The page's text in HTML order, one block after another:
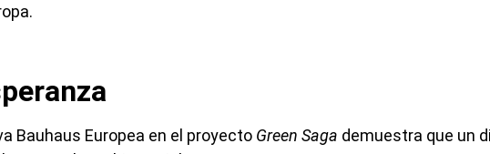
Bauhaus Europea en el proyecto Green Saga demuestra que un